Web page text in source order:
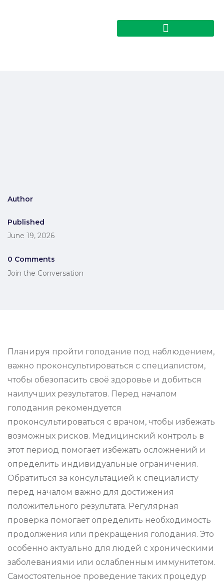
Author
Published
June 19, 2026
0 Comments
Join the Conversation
Планируя пройти голодание под наблюдением,
важно проконсультироваться с специалистом,
чтобы обезопасить своё здоровье и добиться
наилучших результатов. Перед началом
голодания рекомендуется
проконсультироваться с врачом, чтобы избежать
возможных рисков. Медицинский контроль в
этот период помогает избежать осложнений и
определить индивидуальные ограничения.
Обратиться за консультацией к специалисту
перед началом важно для достижения
положительного результата. Регулярная
проверка помогает определить необходимость
продолжения или прекращения голодания. Это
особенно актуально для людей с хроническими
заболеваниями или ослабленным иммунитетом.
Самостоятельное проведение таких процедур